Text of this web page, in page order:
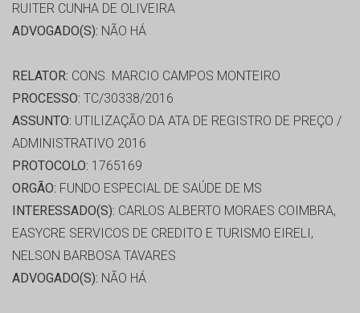
RUITER CUNHA DE OLIVEIRA
ADVOGADO(S): NÃO HÁ
RELATOR: CONS. MARCIO CAMPOS MONTEIRO
PROCESSO: TC/30338/2016
ASSUNTO: UTILIZAÇÃO DA ATA DE REGISTRO DE PREÇO /
ADMINISTRATIVO 2016
PROTOCOLO: 1765169
ORGÃO: FUNDO ESPECIAL DE SAÚDE DE MS
INTERESSADO(S): CARLOS ALBERTO MORAES COIMBRA,
EASYCRE SERVICOS DE CREDITO E TURISMO EIRELI,
NELSON BARBOSA TAVARES
ADVOGADO(S): NÃO HÁ